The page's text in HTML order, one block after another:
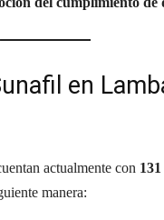
en
actualmente con
manera: